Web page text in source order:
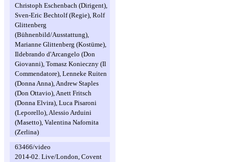
Christoph Eschenbach (Dirigent),
Sven-Eric Bechtolf (Regie), Rolf
Glittenberg
(Bühnenbild/Ausstattung),
Marianne Glittenberg (Kostüme),
Ildebrando d'Arcangelo (Don
Giovanni), Tomasz Konieczny (Il
Commendatore), Lenneke Ruiten
(Donna Anna), Andrew Staples
(Don Ottavio), Anett Fritsch
(Donna Elvira), Luca Pisaroni
(Leporello), Alessio Arduini
(Masetto), Valentina Nafornita
(Zerlina)
63466/video
2014-02. Live/London, Covent